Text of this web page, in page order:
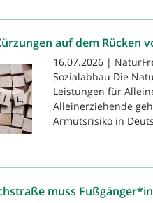
auf dem Rücken
16.07.2026 |
Sozialabbau Die
Leistungen für
Alleinerziehende
Armutsrisiko in
muss